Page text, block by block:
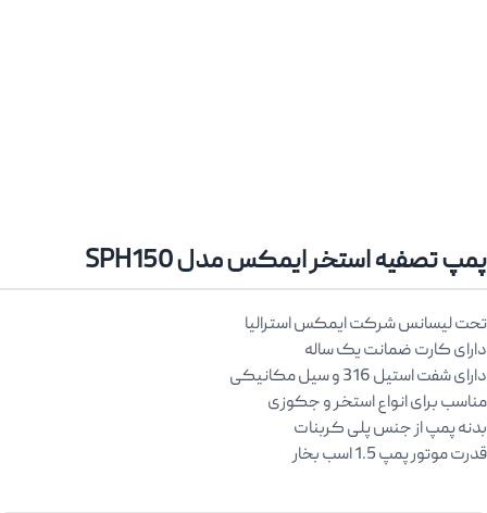
پمپ تصفیه استخر ایمکس مدل SPH150
تحت لیسانس شرکت ایمکس استرالیا
دارای کارت ضمانت یک ساله
دارای شفت استیل 316 و سیل مکانیکی
مناسب برای انواع استخر و جکوزی
بدنه پمپ از جنس پلی کربنات
قدرت موتور پمپ 1.5 اسب بخار